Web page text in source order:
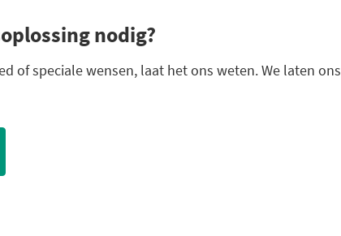
nodig?
of speciale wensen, laat het ons weten. We laten ons